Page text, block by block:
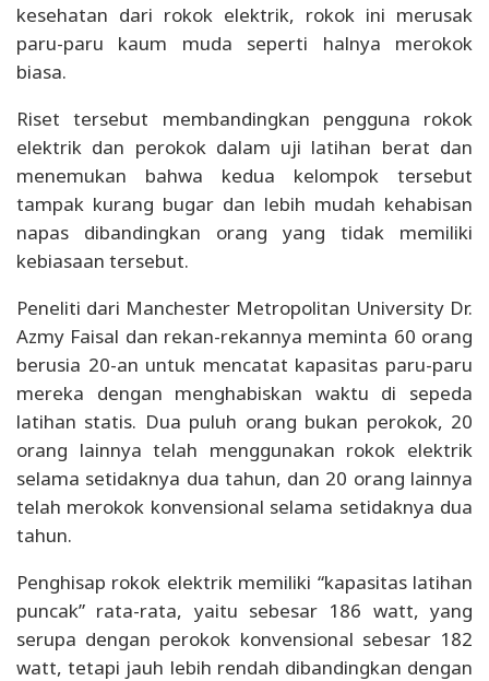
kesehatan dari rokok elektrik, rokok ini merusak
paru-paru kaum muda seperti halnya merokok
biasa.
Riset tersebut membandingkan pengguna rokok
elektrik dan perokok dalam uji latihan berat dan
menemukan bahwa kedua kelompok tersebut
tampak kurang bugar dan lebih mudah kehabisan
napas dibandingkan orang yang tidak memiliki
kebiasaan tersebut.
Peneliti dari Manchester Metropolitan University Dr.
Azmy Faisal dan rekan-rekannya meminta 60 orang
berusia 20-an untuk mencatat kapasitas paru-paru
mereka dengan menghabiskan waktu di sepeda
latihan statis. Dua puluh orang bukan perokok, 20
orang lainnya telah menggunakan rokok elektrik
selama setidaknya dua tahun, dan 20 orang lainnya
telah merokok konvensional selama setidaknya dua
tahun.
Penghisap rokok elektrik memiliki “kapasitas latihan
puncak” rata-rata, yaitu sebesar 186 watt, yang
serupa dengan perokok konvensional sebesar 182
watt, tetapi jauh lebih rendah dibandingkan dengan